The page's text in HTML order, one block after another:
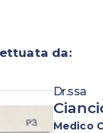
da:
Dr.ssa
Medico